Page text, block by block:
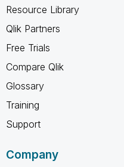
Resource Library
Qlik Partners
Free Trials
Compare Qlik
Glossary
Training
Support
Company